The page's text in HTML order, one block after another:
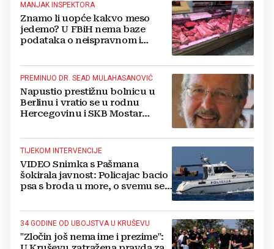
MANJAK INSPEKTORA
Znamo li uopće kakvo meso
jedemo? U FBiH nema baze
podataka o neispravnom i
PREMINUO DR. SEAD MULAHASANOVIĆ
Napustio prestižnu bolnicu u
Berlinu i vratio se u rodnu
Hercegovinu i SKB Mostar
TIJEKOM INTERVENCIJE
VIDEO Snimka s Pašmana
šokirala javnost: Policajac bacio
psa s broda u more, o svemu se
34 GODINE OD UBOJSTVA U KRUŠEVU
"Zločin još nema ime i prezime":